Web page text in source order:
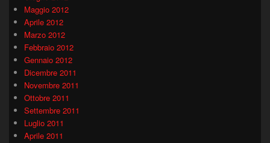
Maggio 2012
Aprile 2012
Marzo 2012
Febbraio 2012
Gennaio 2012
Dicembre 2011
Novembre 2011
Ottobre 2011
Settembre 2011
Luglio 2011
Aprile 2011